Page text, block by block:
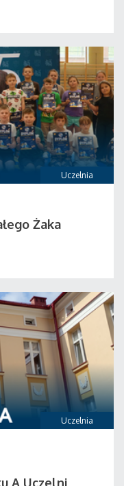
Uczelnia
Żaka
Uczelnia
A Uczelni